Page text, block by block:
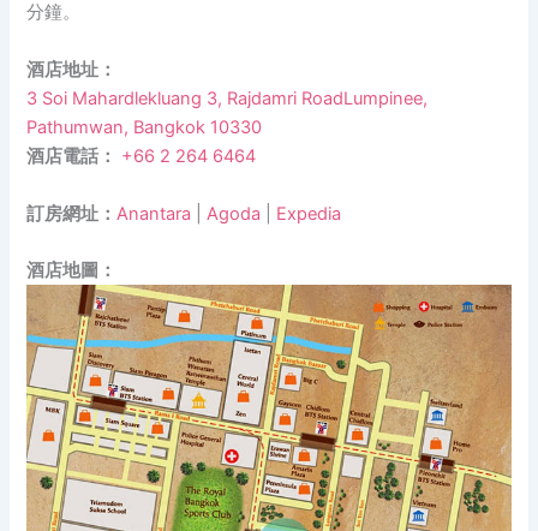
分鐘。
酒店地址：
3 Soi Mahardlekluang 3, Rajdamri RoadLumpinee,
Pathumwan, Bangkok 10330
酒店電話：
+66 2 264 6464
訂房網址：Anantara |Agoda Expedia
酒店地圖：